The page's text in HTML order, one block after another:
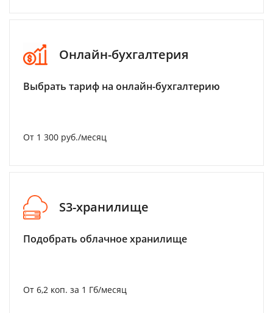
Онлайн-бухгалтерия
Выбрать тариф на онлайн-бухгалтерию
От 1 300 руб./месяц
S3-хранилище
Подобрать облачное хранилище
От 6,2 коп. за 1 Гб/месяц